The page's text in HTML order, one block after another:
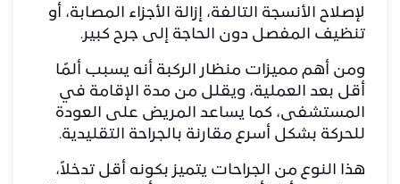
لإصلاح الأنسجة التالفة، إزالة الأجزاء المصابة، أو
تنظيف المفصل دون الحاجة إلى جرح كبير.
ومن أهم مميزات منظار الركبة أنه يسبب ألمًا
أقل بعد العملية، ويقلل من مدة الإقامة في
المستشفى، كما يساعد المريض على العودة
للحركة بشكل أسرع مقارنة بالجراحة التقليدية.
هذا النوع من الجراحات يتميز بكونه أقل تدخلاً،